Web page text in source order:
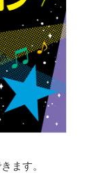
ます。